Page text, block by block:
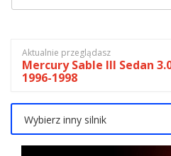
Aktualnie przeglądasz
Mercury Sable III Sedan
1996-1998
Wybierz inny silnik